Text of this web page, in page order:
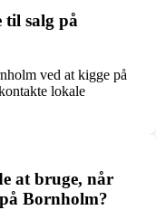
til salg på
ved at kigge på
lokale
at bruge, når
Bornholm?